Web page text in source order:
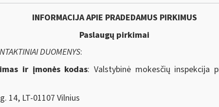
INFORMACIJA APIE PRADEDAMUS PIRKIMUS
Paslaugų pirkimai
DUOMENYS:
ir įmonės kodas: Valstybinė mokesčių inspekcija
14, LT-01107 Vilnius